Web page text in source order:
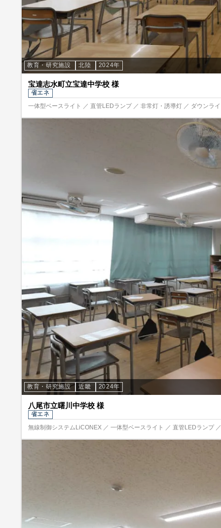
教育・研究施設 北陸 2024年
宝達志水町立宝達中学校 様
省エネ
一体型ベースライト ／ 直管LEDランプ ／ 非常灯・誘導灯 ／ ダウンラ
教育・研究施設 近畿 2024年
八尾市立曙川中学校 様
省エネ
無線制御システムLiCONEX ／ 一体型ベースライト ／ 直管LEDランプ